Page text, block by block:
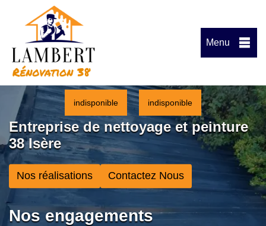
Menu
indisponible indisponible
Entreprise de nettoyage et peinture
38 Isère
Nos réalisations Contactez Nous
Nos engagements